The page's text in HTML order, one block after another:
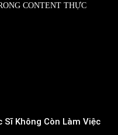
CONTENT THỰC
Sĩ Không Còn Làm Việc